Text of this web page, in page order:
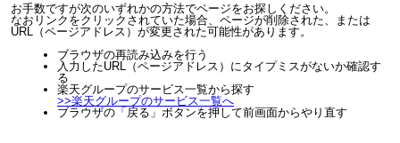
お手数ですが次のいずれかの方法でページをお探しください。
なおリンクをクリックされていた場合、ページが削除された、または
URL（ページアドレス）が変更された可能性があります。
ブラウザの再読み込みを行う
入力したURL（ページアドレス）にタイプミスがないか確認す
る
楽天グループのサービス一覧から探す
>>楽天グループのサービス一覧へ
ブラウザの「戻る」ボタンを押して前画面からやり直す